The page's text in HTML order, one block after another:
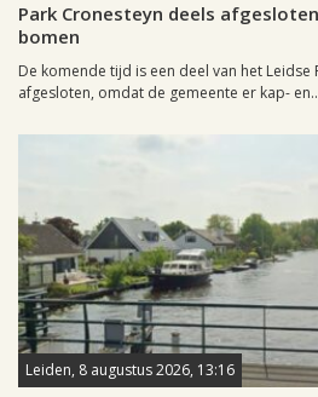
Park Cronesteyn deels
bomen
De komende tijd is een deel van het
afgesloten, omdat de gemeente er kap-
Leiden, 8 augustus 2026, 13:16